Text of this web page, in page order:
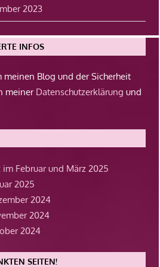
2023
INFOS
Blog und der Sicherheit
meiner Datenschutzerklärung und
Februar und März 2025
2025
2024
2024
2024
SEITEN!